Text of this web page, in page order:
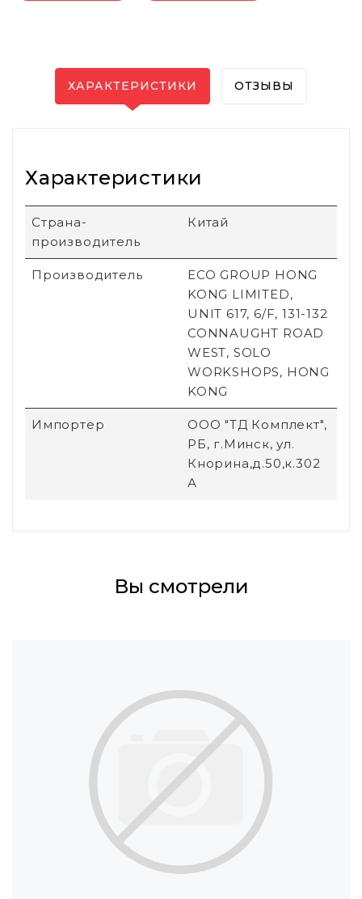
ХАРАКТЕРИСТИКИ ОТЗЫВЫ
Характеристики
Страна-
производитель
Китай
Производитель
ECO GROUP HONG
KONG LIMITED,
UNIT 617, 6/F, 131-132
CONNAUGHT ROAD
WEST, SOLO
WORKSHOPS, HONG
KONG
Импортер
ООО "ТД Комплект",
РБ, г.Минск, ул.
Кнорина,д.50,к.302
А
Вы смотрели